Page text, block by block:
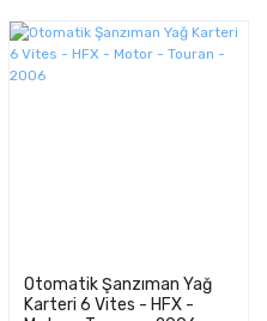
Otomatik Şanzıman Yağ
Karteri 6 Vites - HFX -